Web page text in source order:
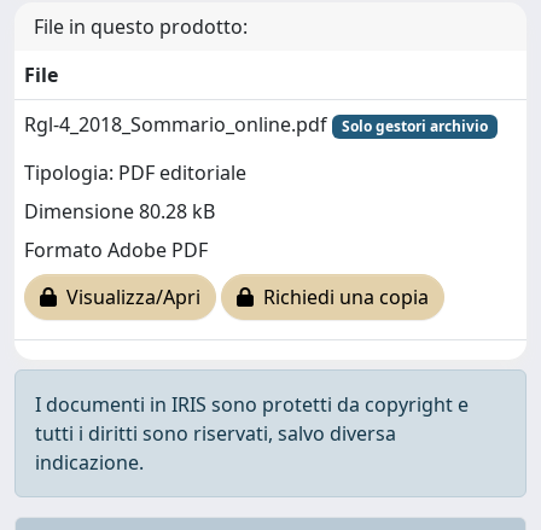
File in questo prodotto:
File
Rgl-4_2018_Sommario_online.pdf
Solo gestori archivio
Tipologia: PDF editoriale
Dimensione 80.28 kB
Formato Adobe PDF
Visualizza/Apri
Richiedi una copia
I documenti in IRIS sono protetti da copyright e
tutti i diritti sono riservati, salvo diversa
indicazione.